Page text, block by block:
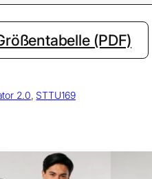
(PDF)
2.0, STTU169